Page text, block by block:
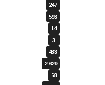
247
593
14
3
433
2.629
68